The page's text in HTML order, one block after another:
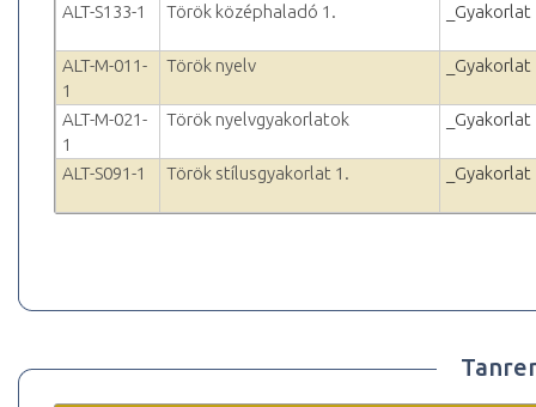
ALT-S133-1 Török középhaladó 1. _Gyakorlat
ALT-M-011-
1
Török nyelv _Gyakorlat
ALT-M-021-
1
Török nyelvgyakorlatok _Gyakorlat
ALT-S091-1 Török stílusgyakorlat 1. _Gyakorlat